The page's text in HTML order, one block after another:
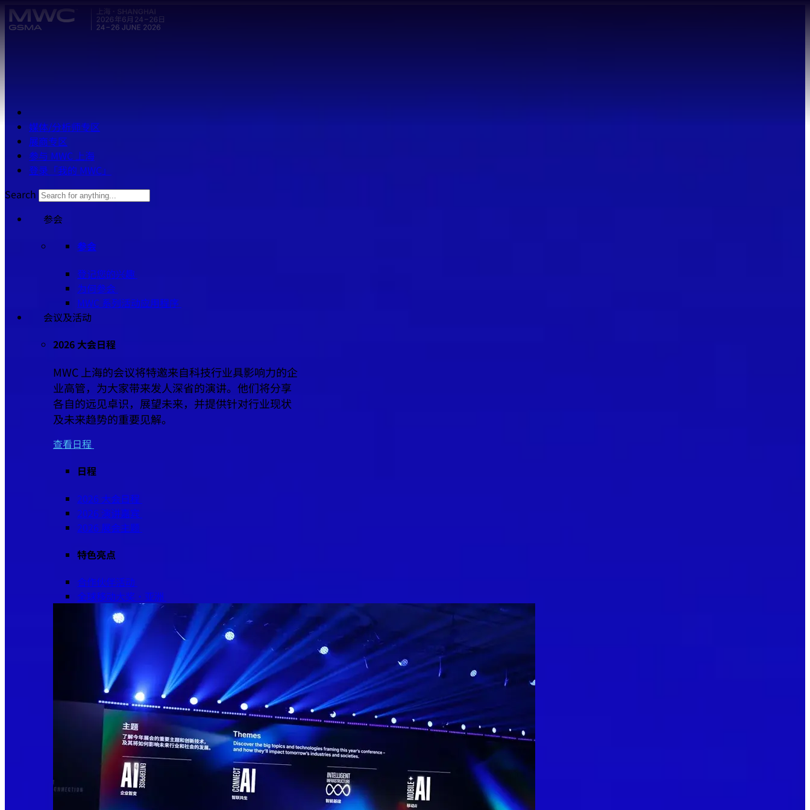
Skip to main content.
媒体/分析师专区
展商专区
参与 MWC 上海
登录「我的 MWC」
Search
参会
参会
登记您的兴趣
为何参会
MWC 系列活动应用程序
会议及活动
2026 大会日程
MWC 上海的会议将特邀来自科技行业具影响力的企
业高管，为大家带来发人深省的演讲。他们将分享
各自的远见卓识，展望未来，并提供针对行业现状
及未来趋势的重要见解。
查看日程
日程
2026 大会日程
2026 演讲嘉宾
2026 展会主题
特色亮点
合作伙伴活动
全球移动大奖·亚洲